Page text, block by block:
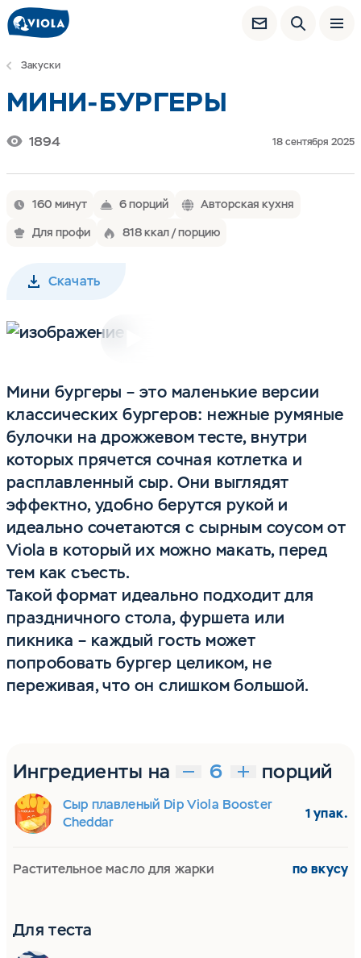
Закуски
МИНИ-БУРГЕРЫ
1894 18 сентября 2025
160 минут 6 порций
Авторская кухня
Для профи
818 ккал / порцию
Скачать
Мини бургеры – это маленькие версии
классических бургеров: нежные румяные
булочки на дрожжевом тесте, внутри
которых прячется сочная котлетка и
расплавленный сыр. Они выглядят
эффектно, удобно берутся рукой и
идеально сочетаются с сырным соусом от
Viola в который их можно макать, перед
тем как съесть.
Такой формат идеально подходит для
праздничного стола, фуршета или
пикника – каждый гость может
попробовать бургер целиком, не
переживая, что он слишком большой.
Ингредиенты на порций
Сыр плавленый Dip Viola Booster
Cheddar
1 упак.
Растительное масло для жарки по вкусу
Для теста